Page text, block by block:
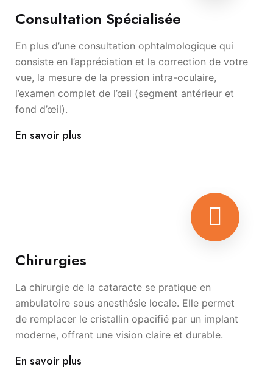
Consultation Spécialisée
En plus d’une consultation ophtalmologique qui
consiste en l’appréciation et la correction de votre
vue, la mesure de la pression intra-oculaire,
l’examen complet de l’œil (segment antérieur et
fond d’œil).
En savoir plus
Chirurgies
La chirurgie de la cataracte se pratique en
ambulatoire sous anesthésie locale. Elle permet
de remplacer le cristallin opacifié par un implant
moderne, offrant une vision claire et durable.
En savoir plus